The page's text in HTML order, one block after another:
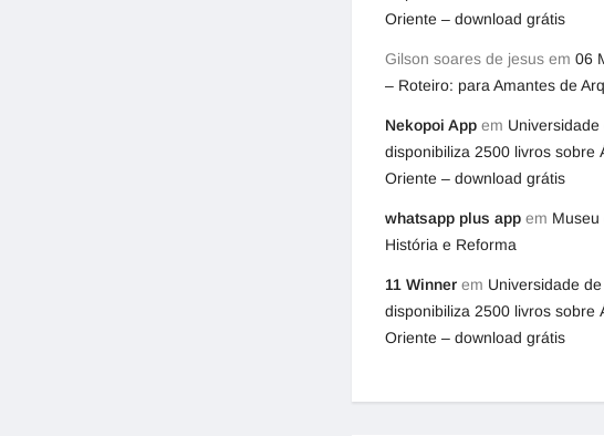
Oriente – download grátis
Gilson soares de jesus em 06
– Roteiro: para Amantes de
Nekopoi App em Universidade
disponibiliza 2500 livros sobre
Oriente – download grátis
whatsapp plus app em Museu
História e Reforma
11 Winner em Universidade
disponibiliza 2500 livros sobre
Oriente – download grátis